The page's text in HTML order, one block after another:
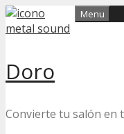
Skip
to
Doro
Convierte tu salón en
Menu